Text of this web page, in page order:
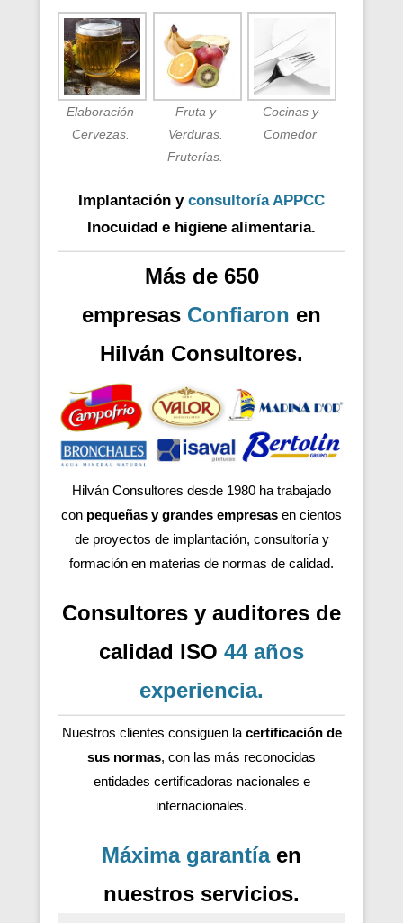
Elaboración
Cervezas.
Fruta y
Verduras.
Fruterías.
Cocinas y
Comedor
Implantación y consultoría APPCC
Inocuidad e higiene alimentaria.
Más de 650
empresas Confiaron en
Hilván Consultores.
Hilván Consultores desde 1980 ha trabajado
con pequeñas y grandes empresas en cientos
de proyectos de implantación, consultoría y
formación en materias de normas de calidad.
Consultores y auditores de
calidad ISO 44 años
experiencia.
Nuestros clientes consiguen la certificación de
sus normas, con las más reconocidas
entidades certificadoras nacionales e
internacionales.
Máxima garantíaen
nuestros servicios.